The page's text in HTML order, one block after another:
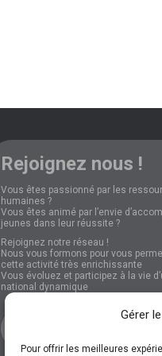
Gérer
Pour offrir les meilleures
Rejoignez nous !
Vous êtes passionné par les
humaines ?
Vous êtes animé par l’envie
jeunes dans leur réussite ?
Rejoignez notre réseau !
Nous vous formons pour vous
cette activité très enrichissante
Vous évoluez et participez à la vie
national dynamique